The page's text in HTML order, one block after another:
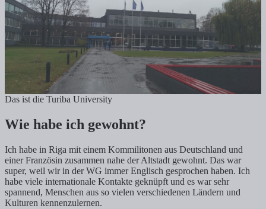
Das ist die Turiba University
Wie habe ich gewohnt?
Ich habe in Riga mit einem Kommilitonen aus Deutschland und
einer Französin zusammen nahe der Altstadt gewohnt. Das war
super, weil wir in der WG immer Englisch gesprochen haben. Ich
habe viele internationale Kontakte geknüpft und es war sehr
spannend, Menschen aus so vielen verschiedenen Ländern und
Kulturen kennenzulernen.